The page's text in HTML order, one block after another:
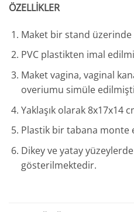
ÖZELLİKLER
Maket bir stand
PVC plastikten imal
Maket vagina, vaginal
overiumu simüle
Yaklaşık olarak 8x17x14
Plastik bir tabana monte
Dikey ve yatay
gösterilmektedir.